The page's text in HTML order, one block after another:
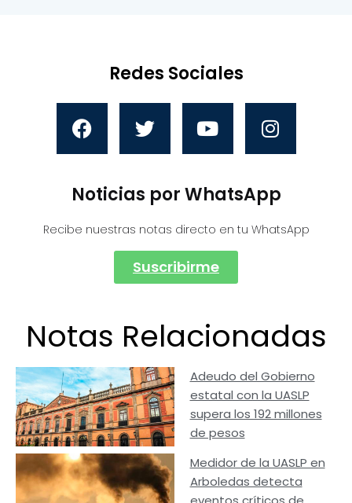
Redes Sociales
Noticias por WhatsApp
Recibe nuestras notas directo en tu WhatsApp
Suscribirme
Notas Relacionadas
Adeudo del Gobierno
estatal con la UASLP
supera los 192 millones
de pesos
Medidor de la UASLP en
Arboledas detecta